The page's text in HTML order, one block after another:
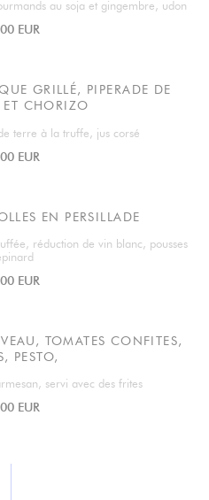
au soja et gingembre, udon
EUR
GRILLÉ, PIPERADE DE
ET CHORIZO
terre à la truffe, jus corsé
EUR
EN PERSILLADE
réduction de vin blanc, pousses
EUR
TOMATES CONFITES,
PESTO,
servi avec des frites
EUR